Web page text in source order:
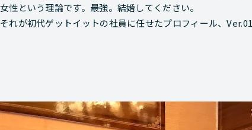
女性という理論です。最強。結婚してください。
それが初代ゲットイットの社員に任せたプロフィール、Ver.01